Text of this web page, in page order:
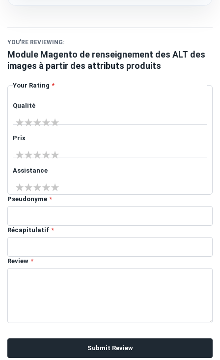
YOU'RE REVIEWING:
Module Magento de renseignement des ALT des
images à partir des attributs produits
Your Rating
Qualité
1 star2 stars
3 stars
4 stars5 stars
Prix
1 star2 stars
3 stars
4 stars5 stars
Assistance
1 star2 stars
3 stars
4 stars5 stars
Pseudonyme
Récapitulatif
Review
Submit Review